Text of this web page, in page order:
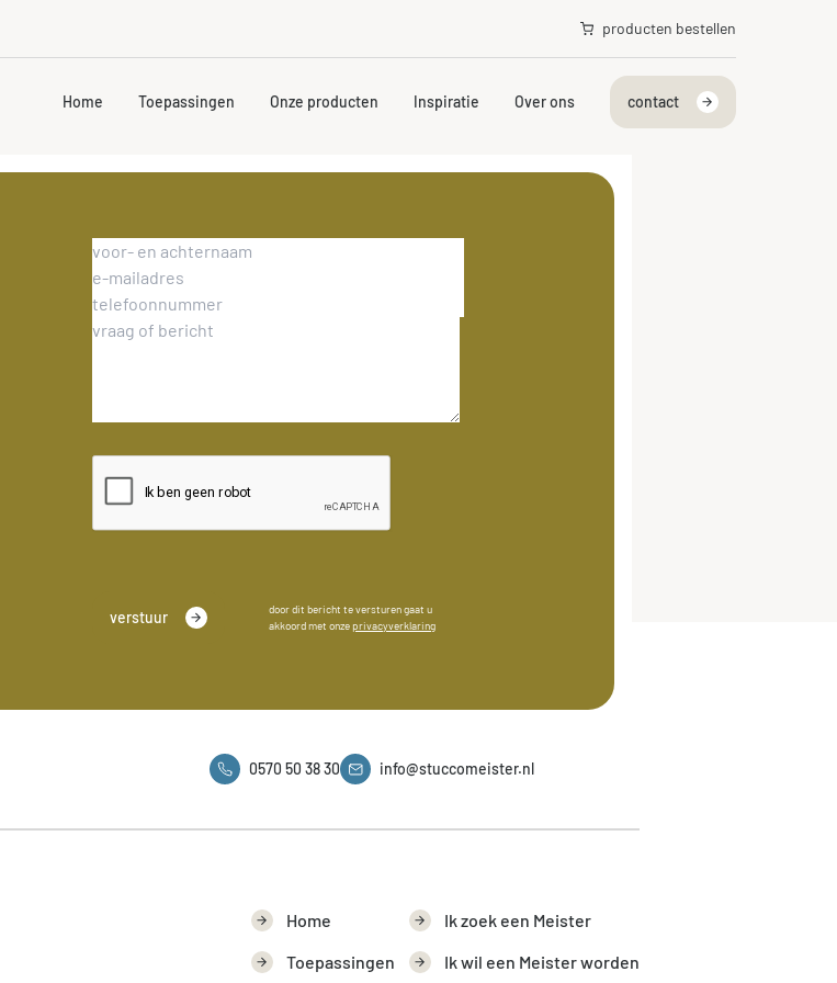
producten bestellen
Home Toepassingen Onze producten Inspiratie Over ons contact
verstuur
door dit bericht te versturen gaat u
akkoord met onzeprivacyverklaring
0570 50 38 30 info@stuccomeister.nl
Home
Toepassingen
Ik zoek een Meister
Ik wil een Meister worden